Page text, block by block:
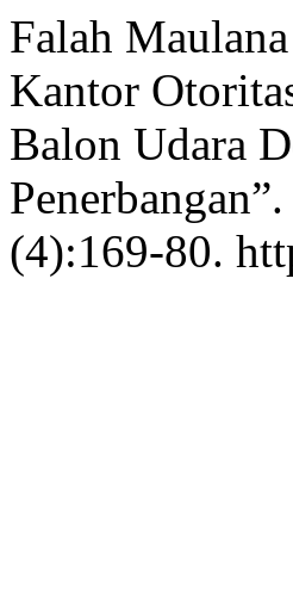
Falah
Kantor
Balon Udara
Penerbangan”.
(4):169-80.